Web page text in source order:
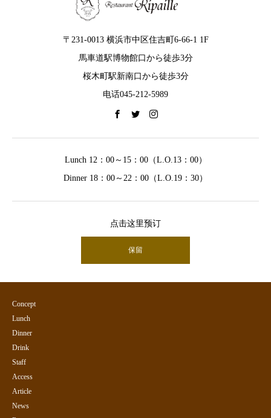
〒231-0013 横浜市中区住吉町6-66-1 1F
馬車道駅博物館口から徒歩3分
桜木町駅新南口から徒歩3分
电话045-212-5989
Lunch 12：00～15：00（L.O.13：00）
Dinner 18：00～22：00（L.O.19：30）
点击这里预订
保留
Concept
Lunch
Dinner
Drink
Staff
Access
Article
News